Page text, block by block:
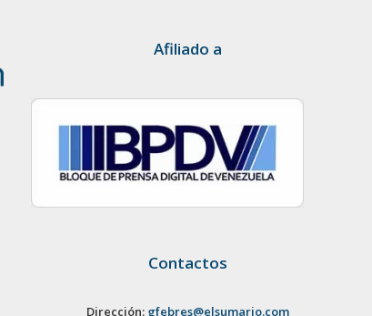
Afiliado a
Contactos
Dirección: gfebres@elsumario.com